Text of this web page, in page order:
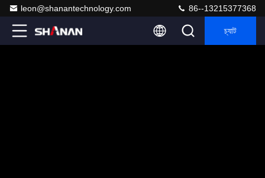
leon@shanantechnology.com 86--13215377368
চ্যাট